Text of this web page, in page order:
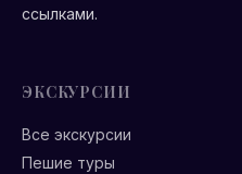
ссылками.
ЭКСКУРСИИ
Все экскурсии
Пешие туры